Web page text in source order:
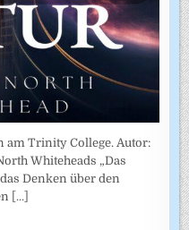
am Trinity College. Autor:
Whiteheads „Das
Denken über den
[...]